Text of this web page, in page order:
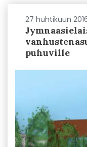
27 huhtikuun
puhuville